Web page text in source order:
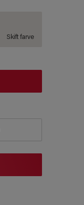
Skift farve